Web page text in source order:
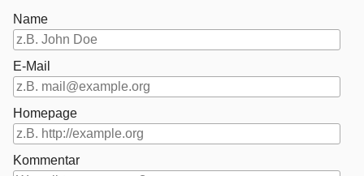
Name
E-Mail
Homepage
Kommentar